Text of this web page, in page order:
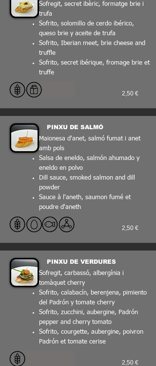
Sofregit, secret ibèric, formatge brie i
trufa
Sofrito, solomillo de cerdo ibérico,
queso brie y aceite de trufa
Sofrito, Iberian meet, brie cheese and
truffle
Sofrito, secret ibérique, fromage brie et
truffe
2,50 €
PINXU DE SALMÓ
Maionesa d'anet, salmó fumat i anet
amb pols
Salsa de eneldo, salmón ahumado y
eneldo en polvo
Dill sauce, smoked salmon and dill
powder
Sauce à l'aneth, saumon fumé et
poudre d'aneth
2,50 €
PINXU DE VERDURES
Sofregit, carbassó, albergínia i
tomàquet cherry
Sofrito, calabacín, berenjena, pimiento
del Padrón y tomate cherry
Sofrito, zucchini, aubergine, Padrón
pepper and cherry tomato
Sofrito, courgette, aubergine, poivron
Padrón et tomate cerise
2,50 €